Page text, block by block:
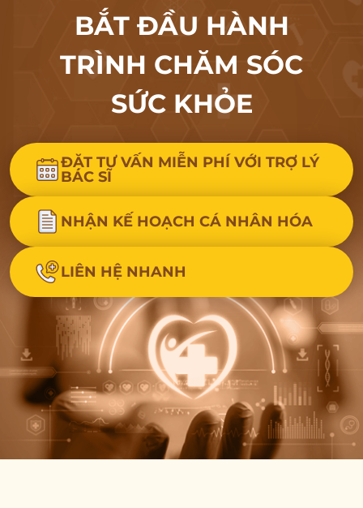
BẮT ĐẦU HÀNH
TRÌNH CHĂM SÓC
SỨC KHỎE
ĐẶT TƯ VẤN MIỄN PHÍ VỚI TRỢ LÝ
BÁC SĨ
NHẬN KẾ HOẠCH CÁ NHÂN HÓA
LIÊN HỆ NHANH